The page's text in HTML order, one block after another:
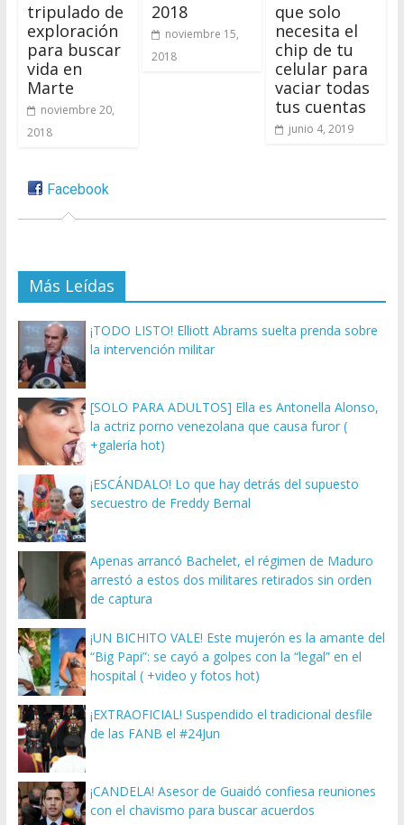
tripulado de
exploración
para buscar
vida en
Marte
noviembre 20,
2018
2018
noviembre 15,
2018
que solo
necesita el
chip de tu
celular para
vaciar todas
tus cuentas
junio 4, 2019
Facebook
Más Leídas
¡TODO LISTO! Elliott Abrams suelta prenda sobre
la intervención militar
[SOLO PARA ADULTOS] Ella es Antonella Alonso,
la actriz porno venezolana que causa furor (
+galería hot)
¡ESCÁNDALO! Lo que hay detrás del supuesto
secuestro de Freddy Bernal
Apenas arrancó Bachelet, el régimen de Maduro
arrestó a estos dos militares retirados sin orden
de captura
¡UN BICHITO VALE! Este mujerón es la amante del
“Big Papi”: se cayó a golpes con la “legal” en el
hospital ( +video y fotos hot)
¡EXTRAOFICIAL! Suspendido el tradicional desfile
de las FANB el #24Jun
¡CANDELA! Asesor de Guaidó confiesa reuniones
con el chavismo para buscar acuerdos